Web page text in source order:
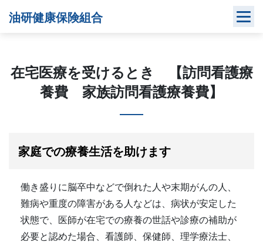
油研健康保険組合
在宅医療を受けるとき 【訪問看護療
養費 家族訪問看護療養費】
家庭での療養生活を助けます
働き盛りに脳卒中などで倒れた人や末期がんの人、
難病や重度の障害がある人などは、病状が安定した
状態で、医師が在宅での療養の世話や診療の補助が
必要と認めた場合、看護師、保健師、理学療法士、